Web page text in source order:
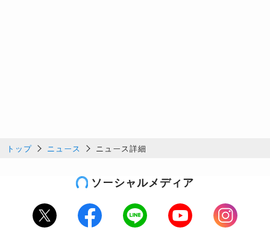
トップ ニュース ニュース詳細
ソーシャルメディア
Twitter Facebook LINE Youtube
Instagram